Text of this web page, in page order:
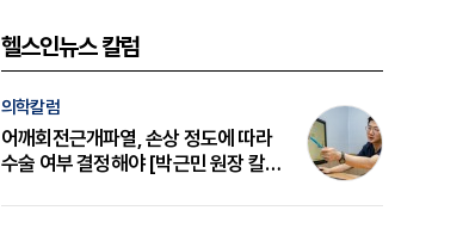
헬스인뉴스 칼럼
의학칼럼
어깨회전근개파열, 손상 정도에 따라
수술 여부 결정해야 [박근민 원장 칼